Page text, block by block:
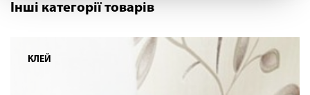
Інші категорії товарів
КЛЕЙ